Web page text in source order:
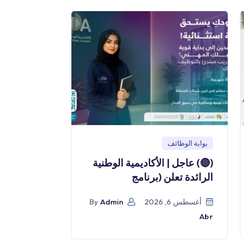
بوابة الوظائف
(🔴) عاجل | الأكاديمية الوطنية
الرائدة تعلن (برنامج
أغسطس 6, 2026 By Admin
Abr